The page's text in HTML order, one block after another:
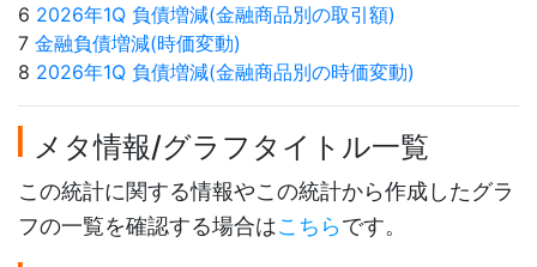
6 2026年1Q 負債増減(金融商品別の取引額)
7 金融負債増減(時価変動)
8 2026年1Q 負債増減(金融商品別の時価変動)
メタ情報/グラフタイトル一覧
この統計に関する情報やこの統計から作成したグラ
フの一覧を確認する場合はこちらです。